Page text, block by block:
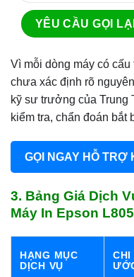
Vì mỗi dòng máy có
chưa xác định rõ
kỹ sư trưởng của Trung
kiểm tra, chẩn đoán bắt
GỌI NGAY HỖ TRỢ
3. Bảng Giá Dịch
Máy In Epson
HẠNG MỤC
DỊCH VỤ
CHI